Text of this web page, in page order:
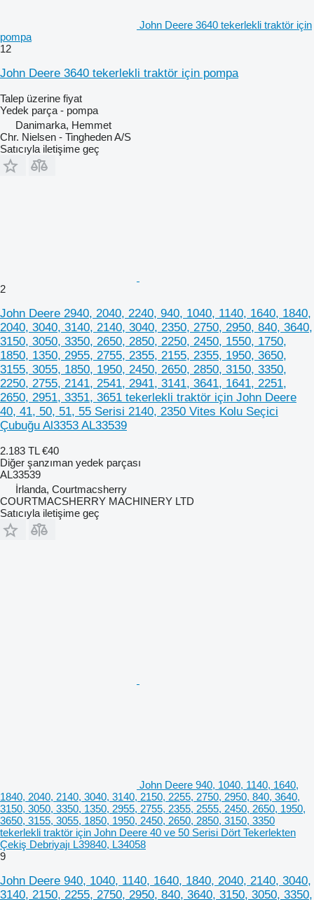
John Deere 3640 tekerlekli traktör için
pompa
12
John Deere 3640 tekerlekli traktör için pompa
Talep üzerine fiyat
Yedek parça - pompa
Danimarka, Hemmet
Chr. Nielsen - Tingheden A/S
Satıcıyla iletişime geç
2
John Deere 2940, 2040, 2240, 940, 1040, 1140, 1640, 1840,
2040, 3040, 3140, 2140, 3040, 2350, 2750, 2950, 840, 3640,
3150, 3050, 3350, 2650, 2850, 2250, 2450, 1550, 1750,
1850, 1350, 2955, 2755, 2355, 2155, 2355, 1950, 3650,
3155, 3055, 1850, 1950, 2450, 2650, 2850, 3150, 3350,
2250, 2755, 2141, 2541, 2941, 3141, 3641, 1641, 2251,
2650, 2951, 3351, 3651 tekerlekli traktör için John Deere
40, 41, 50, 51, 55 Serisi 2140, 2350 Vites Kolu Seçici
Çubuğu Al3353 AL33539
2.183 TL €40
Diğer şanzıman yedek parçası
AL33539
İrlanda, Courtmacsherry
COURTMACSHERRY MACHINERY LTD
Satıcıyla iletişime geç
John Deere 940, 1040, 1140, 1640,
1840, 2040, 2140, 3040, 3140, 2150, 2255, 2750, 2950, 840, 3640,
3150, 3050, 3350, 1350, 2955, 2755, 2355, 2555, 2450, 2650, 1950,
3650, 3155, 3055, 1850, 1950, 2450, 2650, 2850, 3150, 3350
tekerlekli traktör için John Deere 40 ve 50 Serisi Dört Tekerlekten
Çekiş Debriyajı L39840, L34058
9
John Deere 940, 1040, 1140, 1640, 1840, 2040, 2140, 3040,
3140, 2150, 2255, 2750, 2950, 840, 3640, 3150, 3050, 3350,